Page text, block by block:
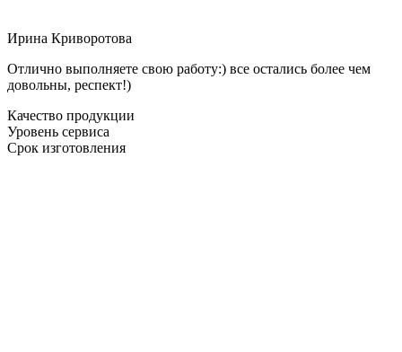
Ирина Криворотова
Отлично выполняете свою работу:) все остались более чем
довольны, респект!)
Качество продукции
Уровень сервиса
Срок изготовления